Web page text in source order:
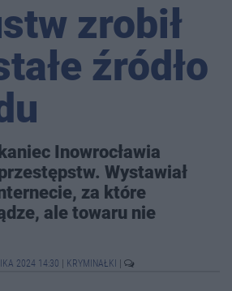
zrobił
źródło
Inowrocławia
Wystawiał
za które
ale towaru nie
2024 14:30 KRYMINAŁKI